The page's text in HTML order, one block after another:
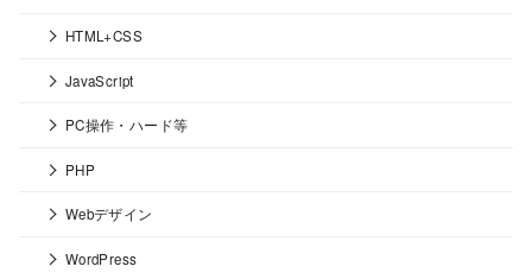
HTML+CSS
JavaScript
PC操作・ハード等
PHP
Webデザイン
WordPress